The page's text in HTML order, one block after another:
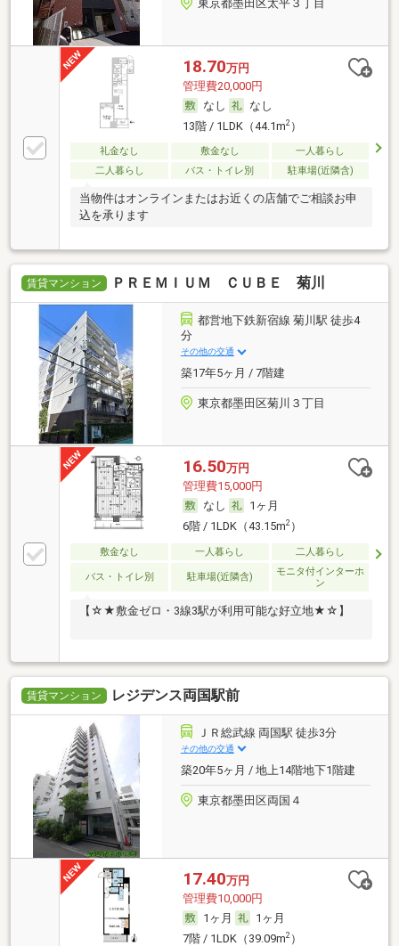
東京都墨田区太平３丁目
18.70万円
管理費20,000円
なし
なし
13階 / 1LDK（44.1m2）
礼金なし 敷金なし
一人暮らし
二人暮らし
バス・トイレ別 駐車場(近隣含)
当物件はオンラインまたはお近くの店舗でご相談お申
込を承ります
賃貸マンション ＰＲＥＭＩＵＭ ＣＵＢＥ 菊川
都営地下鉄新宿線 菊川駅 徒歩4
分
その他の交通
築17年5ヶ月 / 7階建
東京都墨田区菊川３丁目
16.50万円
管理費15,000円
なし
1ヶ月
6階 / 1LDK（43.15m2）
敷金なし 一人暮らし 二人暮らし
バス・トイレ別 駐車場(近隣含)
モニタ付インターホ
ン
【☆★敷金ゼロ・3線3駅が利用可能な好立地★☆】
賃貸マンション レジデンス両国駅前
ＪＲ総武線 両国駅 徒歩3分
その他の交通
築20年5ヶ月 / 地上14階地下1階建
東京都墨田区両国４
17.40万円
管理費10,000円
1ヶ月
1ヶ月
7階 / 1LDK（39.09m2）